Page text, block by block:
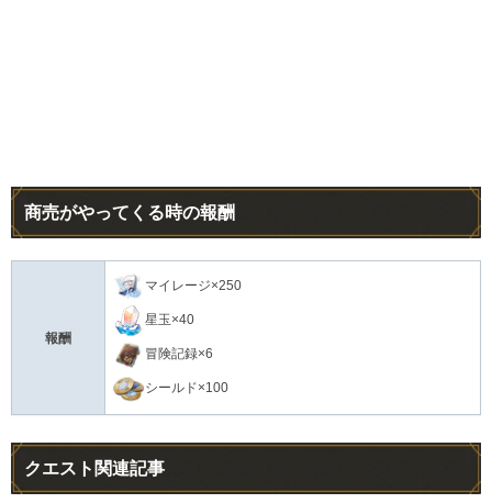
商売がやってくる時の報酬
報酬
マイレージ×250
星玉×40
冒険記録×6
シールド×100
クエスト関連記事